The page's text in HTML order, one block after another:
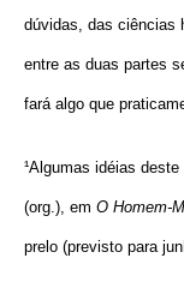
dúvidas, das ciências
entre as duas partes
fará algo que
¹Algumas idéias
(org.), em O Homem-
prelo (previsto para